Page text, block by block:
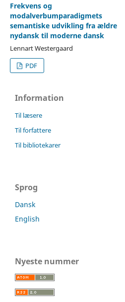
Frekvens og
modalverbumparadigmets
semantiske udvikling fra ældre
nydansk til moderne dansk
Lennart Westergaard
PDF
Information
Til læsere
Til forfattere
Til bibliotekarer
Sprog
Dansk
English
Nyeste nummer